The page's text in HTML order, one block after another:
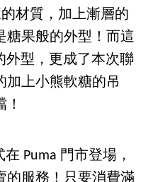
材質，加上漸層的
糖果般的外型！而這
外型，更成了本次聯
加上小熊軟糖的吊
Puma 門市登場，
的服務！只要消費滿